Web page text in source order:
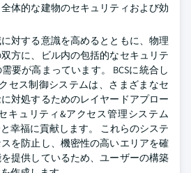
体的な建物のセキュリティおよび効
対する意識を高めるとともに、物理
方に、ビル内の包括的なセキュリテ
要が高まっています。 BCSに統合し
セス制御システムは、さまざまなセ
対処するためのレイヤードアプロー
キュリティ&アクセス管理システム
幸福に貢献します。 これらのシステ
を防止し、機密性の高いエリアを確
提供しているため、ユーザーの構築